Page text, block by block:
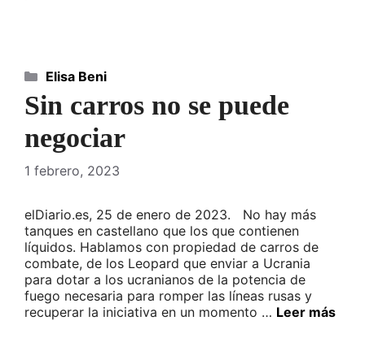
Sin carros no se puede
negociar
1 febrero, 2023
elDiario.es, 25 de enero de 2023. No hay más
tanques en castellano que los que contienen
líquidos. Hablamos con propiedad de carros de
combate, de los Leopard que enviar a Ucrania
para dotar a los ucranianos de la potencia de
fuego necesaria para romper las líneas rusas y
recuperar la iniciativa en un momento … Leer más
Categorías
Elisa Beni